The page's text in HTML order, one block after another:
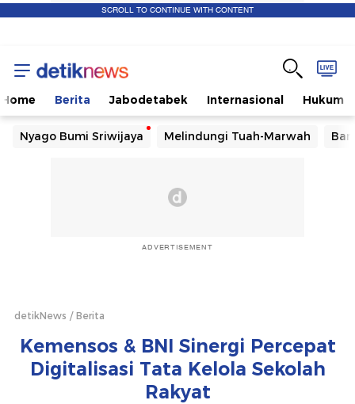
SCROLL TO CONTINUE WITH CONTENT
Home Berita Jabodetabek Internasional Hukum
Nyago Bumi Sriwijaya Melindungi Tuah-Marwah
ADVERTISEMENT
detikNews Berita
Kemensos & BNI Sinergi Percepat
Digitalisasi Tata Kelola Sekolah
Rakyat